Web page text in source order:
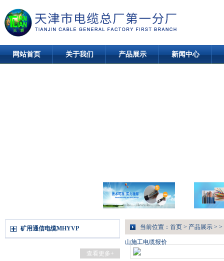
网站首页 关于我们 产品展示 新闻中心
矿用通信电缆MHYVP
查看更多+
当前位置： 首页 > 产品展示 > >
山施工电缆报价